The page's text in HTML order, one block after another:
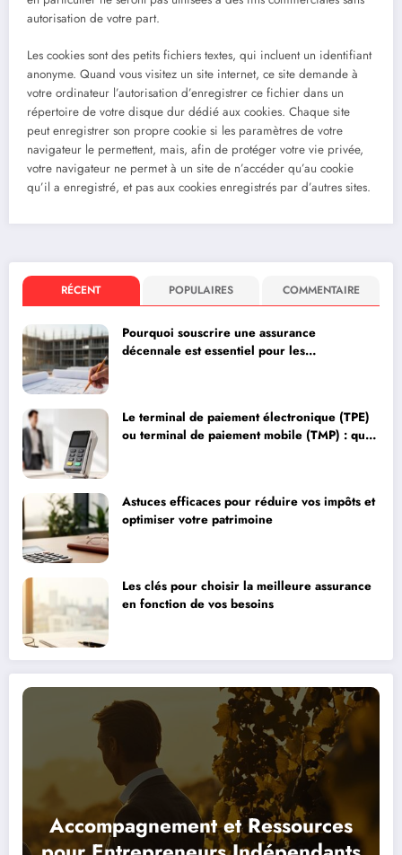
autorisation de votre part.
Les cookies sont des petits fichiers textes, qui incluent un identifiant
anonyme. Quand vous visitez un site internet, ce site demande à
votre ordinateur l’autorisation d’enregistrer ce fichier dans un
répertoire de votre disque dur dédié aux cookies. Chaque site
peut enregistrer son propre cookie si les paramètres de votre
navigateur le permettent, mais, afin de protéger votre vie privée,
votre navigateur ne permet à un site de n’accéder qu’au cookie
qu’il a enregistré, et pas aux cookies enregistrés par d’autres sites.
RÉCENT POPULAIRES COMMENTAIRE
Pourquoi souscrire une assurance
décennale est essentiel pour les
Le terminal de paiement électronique (TPE)
ou terminal de paiement mobile (TMP) : quel
Astuces efficaces pour réduire vos impôts et
optimiser votre patrimoine
Les clés pour choisir la meilleure assurance
en fonction de vos besoins
Accompagnement et Ressources